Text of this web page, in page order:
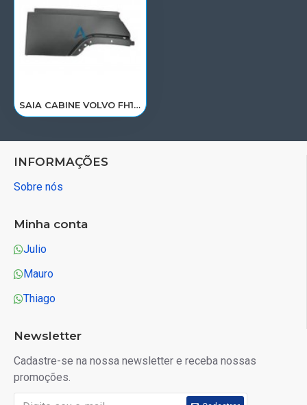
SAIA CABINE VOLVO FH12 D12/D13A 2004 A 2014< LD 3175930/21302470
INFORMAÇÕES
Sobre nós
Minha conta
Julio
Mauro
Thiago
Newsletter
Cadastre-se na nossa newsletter e receba nossas
promoções.